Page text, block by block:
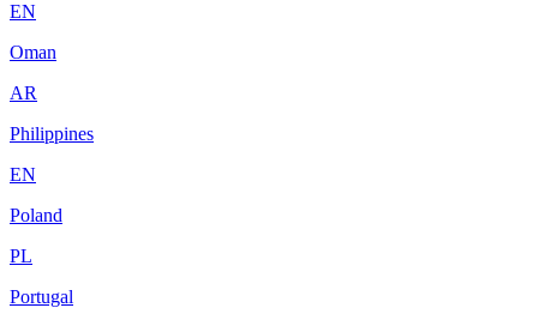
EN
Oman
AR
Philippines
EN
Poland
PL
Portugal